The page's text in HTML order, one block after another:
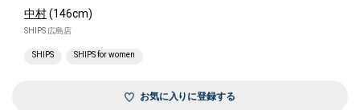
中村(146cm)
SHIPS 広島店
SHIPS SHIPS for women
お気に入りに登録する